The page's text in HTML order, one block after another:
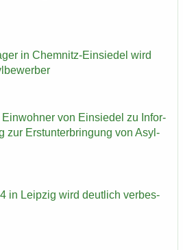
in Chemnitz-​Einsiedel wird
Ein­woh­ner von Ein­sie­del zu In­for­
zur Erst­un­ter­brin­gung von Asyl­
in Leip­zig wird deut­lich ver­bes­